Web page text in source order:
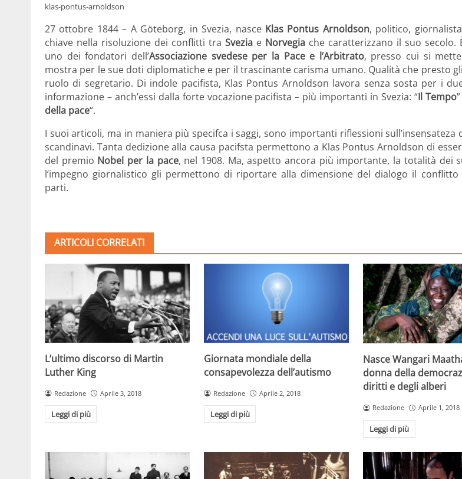
klas-pontus-arnoldson
27 ottobre 1844 – A Göteborg, in Svezia, nasce Klas Pontus Arnoldson, politico,
chiave nella risoluzione dei conflitti tra Sveziae Norvegiache caratterizzano il suo secolo.
uno dei fondatori dell’Associazione svedese per la Pace e l’Arbitrato, presso cui si
mostra per le sue doti diplomatiche e per il trascinante carisma umano. Qualità che presto
ruolo di segretario. Di indole pacifista, Klas Pontus Arnoldson lavora senza sosta per i
informazione – anch’essi dalla forte vocazione pacifista – più importanti in Svezia: “Il Tempo
della pace“.
I suoi articoli, ma in maniera più specifca i saggi, sono importanti riflessioni sull’insensateza
scandinavi. Tanta dedizione alla causa pacifsta permettono a Klas Pontus Arnoldson di
del premio Nobel per la pace, nel 1908. Ma, aspetto ancora più importante, la totalità dei
l’impegno giornalistico gli permettono di riportare alla dimensione del dialogo il
parti.
ARTICOLI CORRELATI
L’ultimo discorso di Martin
Luther King
Redazione Aprile 3, 2018
Leggi di più
Giornata mondiale della
consapevolezza dell’autismo
Redazione Aprile 2, 2018
Leggi di più
Nasce Wangari
donna della
diritti e degli alberi
Redazione Aprile 1, 2018
Leggi di più